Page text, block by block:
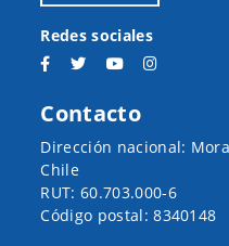
Redes sociales
Contacto
Dirección nacional:
Chile
RUT: 60.703.000-6
Código postal: 8340148